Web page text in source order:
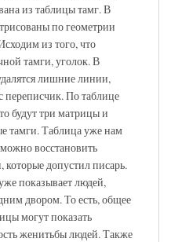
из таблицы тамг. В
по геометрии
из того, что
тамги, уголок. В
лишние линии,
переписчик. По таблице
будут три матрицы и
тамги. Таблица уже нам
восстановить
допустил писарь.
показывает людей,
двором. То есть, общее
могут показать
женитьбы людей. Также